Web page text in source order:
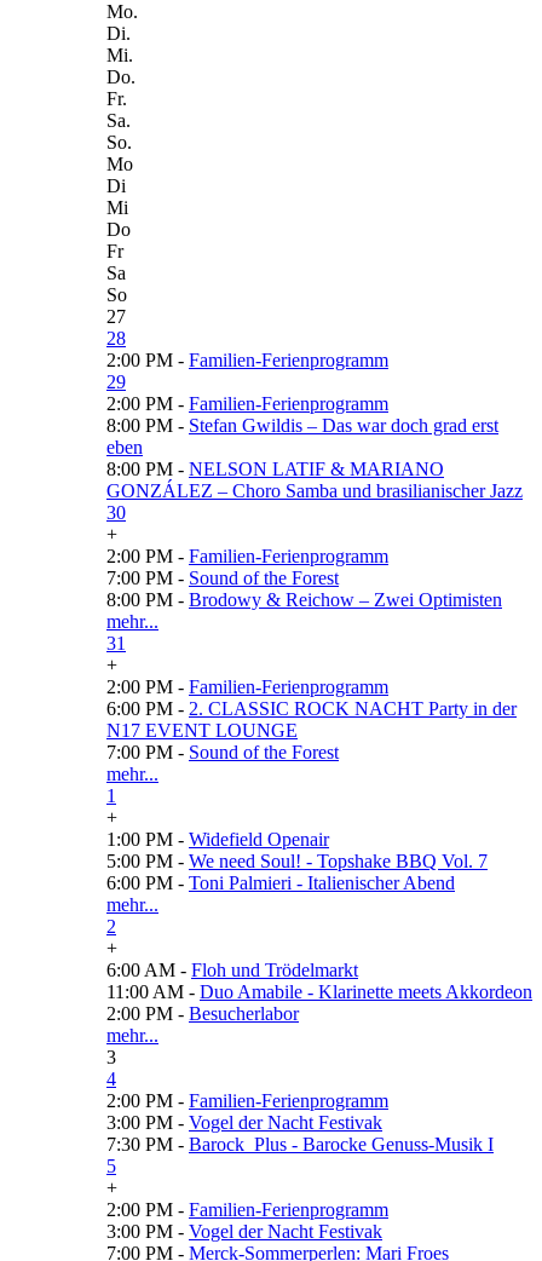
Mo.
Di.
Mi.
Do.
Fr.
Sa.
So.
Mo
Di
Mi
Do
Fr
Sa
So
27
28
2:00 PM - Familien-Ferienprogramm
29
2:00 PM - Familien-Ferienprogramm
8:00 PM - Stefan Gwildis – Das war doch grad erst
eben
8:00 PM - NELSON LATIF & MARIANO
GONZÁLEZ – Choro Samba und brasilianischer Jazz
30
+
2:00 PM - Familien-Ferienprogramm
7:00 PM - Sound of the Forest
8:00 PM - Brodowy & Reichow – Zwei Optimisten
mehr...
31
+
2:00 PM - Familien-Ferienprogramm
6:00 PM - 2. CLASSIC ROCK NACHT Party in der
N17 EVENT LOUNGE
7:00 PM - Sound of the Forest
mehr...
1
+
1:00 PM - Widefield Openair
5:00 PM - We need Soul! - Topshake BBQ Vol. 7
6:00 PM - Toni Palmieri - Italienischer Abend
mehr...
2
+
6:00 AM - Floh und Trödelmarkt
11:00 AM - Duo Amabile - Klarinette meets Akkordeon
2:00 PM - Besucherlabor
mehr...
3
4
2:00 PM - Familien-Ferienprogramm
3:00 PM - Vogel der Nacht Festivak
7:30 PM - Barock_Plus - Barocke Genuss-Musik I
5
+
2:00 PM - Familien-Ferienprogramm
3:00 PM - Vogel der Nacht Festivak
7:00 PM - Merck-Sommerperlen: Mari Froes